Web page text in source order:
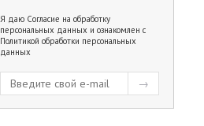
Я даю Согласие на обработку
персональных данных и ознакомлен с
Политикой обработки персональных
данных